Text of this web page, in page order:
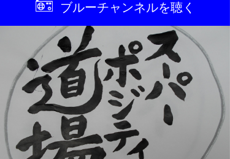
ブルーチャンネルを聴く